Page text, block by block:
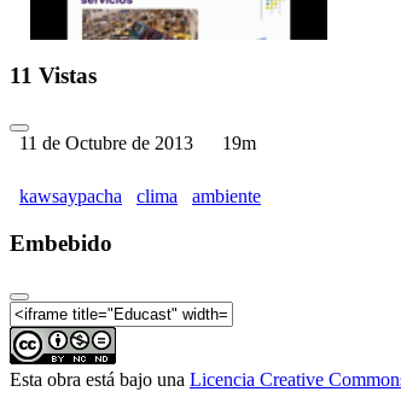
11 Vistas
11 de Octubre de 2013 19m
kawsaypacha clima ambiente
Embebido
Esta obra está bajo una Licencia Creative